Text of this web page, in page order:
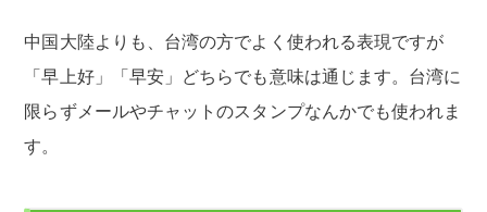
中国大陸よりも、台湾の方でよく使われる表現ですが
「早上好」「早安」どちらでも意味は通じます。台湾に
限らずメールやチャットのスタンプなんかでも使われま
す。